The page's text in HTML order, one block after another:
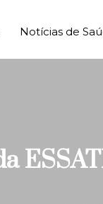
Notícias de